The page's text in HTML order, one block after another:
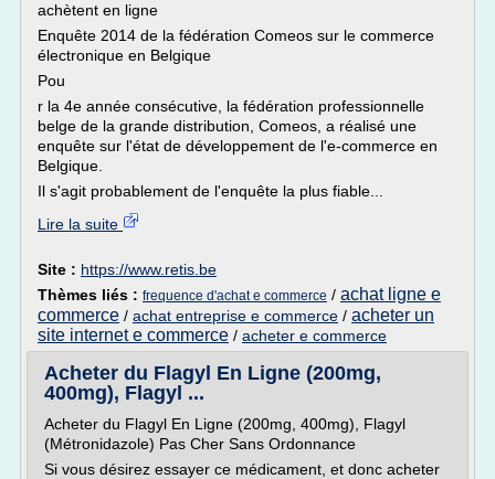
achètent en ligne
Enquête 2014 de la fédération Comeos sur le commerce
électronique en Belgique
Pou
r la 4e année consécutive, la fédération professionnelle
belge de la grande distribution, Comeos, a réalisé une
enquête sur l'état de développement de l'e-commerce en
Belgique.
Il s'agit probablement de l'enquête la plus fiable...
Lire la suite
Site : https://www.retis.be
Thèmes liés : frequence d'achat e commerce / achat ligne e
commerce / achat entreprise e commerce / acheter un
site internet e commerce / acheter e commerce
Acheter du Flagyl En Ligne (200mg,
400mg), Flagyl ...
Acheter du Flagyl En Ligne (200mg, 400mg), Flagyl
(Métronidazole) Pas Cher Sans Ordonnance
Si vous désirez essayer ce médicament, et donc acheter